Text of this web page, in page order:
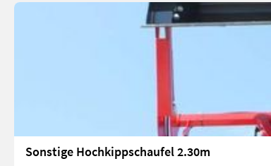
Sonstige Hochkippschaufel 2.30m